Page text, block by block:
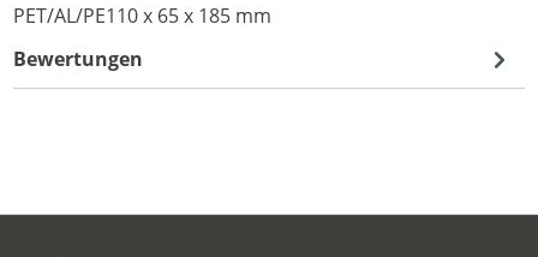
PET/AL/PE110 x 65 x 185 mm
Bewertungen